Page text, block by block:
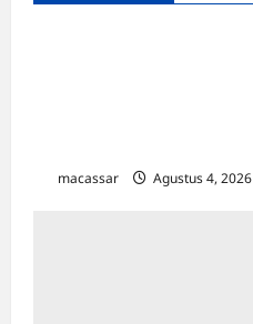
macassar Agustus 4, 2026